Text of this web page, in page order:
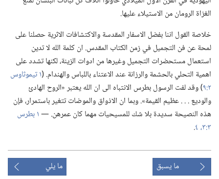
الغزاة الرومان من الاستيلاء عليها.‏
خلاصة القول اننا بفضل الاسفار المقدسة والاكتشافات الاثرية حصلنا على
لمحة عن فن التجميل في زمن الكتاب المقدس.‏ ان كلمة الله لا تدين
استعمال مستحضرات التجميل وغيرها من ادوات الزينة،‏ لكنها تشدد على
اهمية التحلي بالحشمة والرزانة عند الاعتناء باللباس والهندام.‏ (‏ ١ تيموثاوس
٢:‏٩ ‏)‏ وقد لفت الرسول بطرس الانتباه الى ان الله يعتبر «الروح الهادئ
والوديع .‏ .‏ .‏ عظيم القيمة».‏ وبما ان الاذواق والموضات تتغير باستمرار،‏ فإن
هذه النصيحة سديدة بلا شك للمسيحيات مهما كان عمرهن.‏ —‏ ١ بطرس
٣:‏٣،‏ ٤
‏.‏
ما يسبق ما يلي